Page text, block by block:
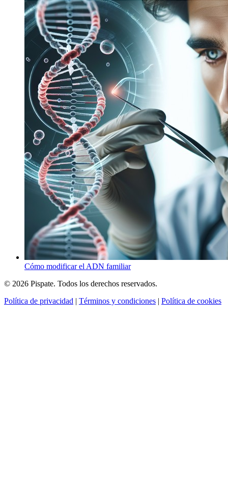
Cómo modificar el ADN familiar
© 2026 Pispate. Todos los derechos reservados.
Política de privacidad | Términos y condiciones | Política de cookies